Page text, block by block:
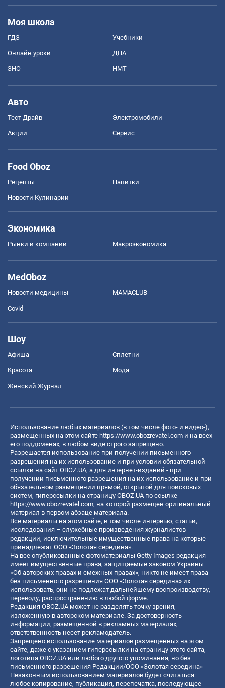
Моя школа
ГДЗ Учебники
Онлайн уроки ДПА
ЗНО НМТ
Авто
Тест Драйв Электромобили
Акции Сервис
Food Oboz
Рецепты Напитки
Новости Кулинарии
Экономика
Рынки и компании Mакроэкономика
MedOboz
Новости медицины MAMACLUB
Covid
Шоу
Афиша Сплетни
Красота Мода
Женский Журнал
Использование любых материалов (в том числе фото- и видео-),
размещенных на этом сайте https://www.obozrevatel.com и на всех
его поддоменах, в любом виде строго запрещено.
Разрешается использование при получении письменного
разрешения на их использование и при условии обязательной
ссылки на сайт OBOZ.UA, а для интернет-изданий - при
получении письменного разрешения на их использование и при
обязательном размещении прямой, открытой для поисковых
систем, гиперссылки на страницу OBOZ.UA по ссылке
https://www.obozrevatel.com, на которой размещен оригинальный
материал в первом абзаце материала.
Все материалы на этом сайте, в том числе интервью, статьи,
исследования – служебные произведения журналистов
редакции, исключительные имущественные права на которые
принадлежат ООО «Золотая середина».
На все опубликованные фотоматериалы Getty Images редакция
имеет имущественные права, защищаемые законом Украины
«Об авторских правах и смежных правах», никто не имеет права
без письменного разрешения ООО «Золотая середина» их
использовать, они не подлежат дальнейшему воспроизводству,
переводу, распространению в любой форме.
Редакция OBOZ.UA может не разделять точку зрения,
изложенную в авторском материале. За достоверность
информации, размещенной в рекламных материалах,
ответственность несет рекламодатель.
Запрещено использование материалов размещенных на этом
сайте, даже с указанием гиперссылки на страницу этого сайта,
логотипа OBOZ.UA или любого другого упоминания, но без
письменного разрешения Редакции/ООО «Золотая середина»
Незаконным использованием материалов будет считаться:
любое копирование, публикация, перепечатка, последующее